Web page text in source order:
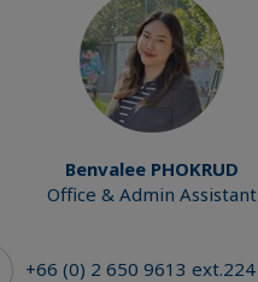
Benvalee PHOKRUD
Office & Admin Assistant
+66 (0) 2 650 9613 ext.224